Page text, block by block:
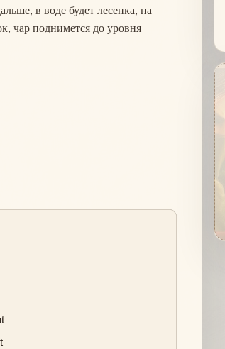
в воде будет лесенка, на
чар поднимется до уровня